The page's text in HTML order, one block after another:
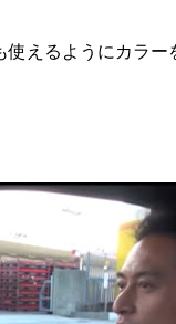
使えるようにカラー